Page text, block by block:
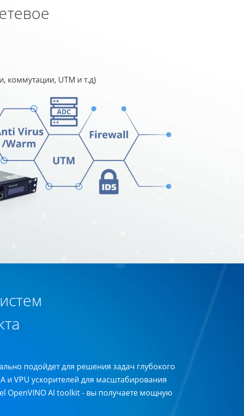
коммутации, UTM и т.д)
подойдет для решения задач глубокого
и VPU ускорителей для масштабирования
OpenVINO AI toolkit - вы получаете мощную